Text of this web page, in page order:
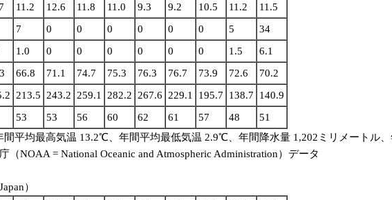
11.2 12.6 11.8 11.0 9.3 9.2 10.5 11.2
11.5
7 0 0 0 0 0 0 5
34
1.0 0 0 0 0 0 0 1.5
6.1
66.8 71.1 74.7 75.3 76.3 76.7 73.9 72.6
70.2
213.5 243.2 259.1 282.2 267.6 229.1 195.7 138.7
140.9
53 53 56 60 62 61 57 48
51
平均最高気温 13.2℃、年間平均最低気温 2.9℃、年間降水量 1,202ミリメートル
NOAA = National Oceanic and Atmospheric Administration）データ
）